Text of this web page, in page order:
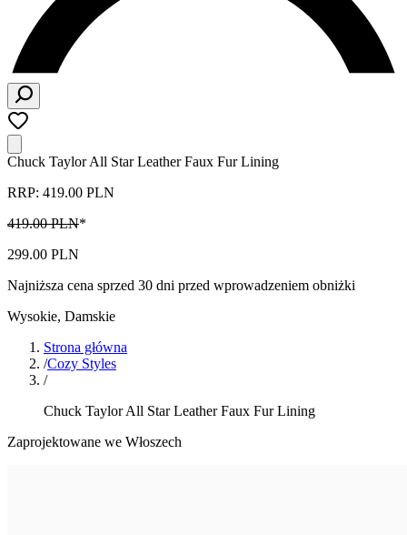
Chuck Taylor All Star Leather Faux Fur Lining
RRP: 419.00 PLN
419.00 PLN*
299.00 PLN
Najniższa cena sprzed 30 dni przed wprowadzeniem obniżki
Wysokie, Damskie
Strona główna
/Cozy Styles
/
Chuck Taylor All Star Leather Faux Fur Lining
Zaprojektowane we Włoszech